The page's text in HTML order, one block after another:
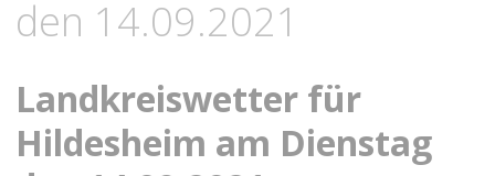
den 14.09.2021
Landkreiswetter für
Hildesheim am Dienstag